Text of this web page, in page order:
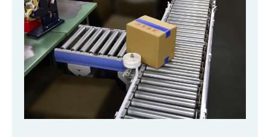
バーチカル装置（垂直搬送機）
周辺機器
オークラの取組み
サイトポリシー